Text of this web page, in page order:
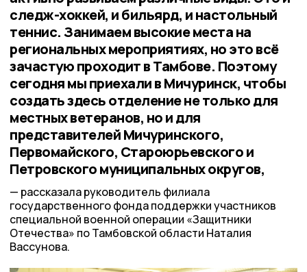
следж-хоккей, и бильярд, и настольный
теннис. Занимаем высокие места на
региональных мероприятиях, но это всё
зачастую проходит в Тамбове. Поэтому
сегодня мы приехали в Мичуринск, чтобы
создать здесь отделение не только для
местных ветеранов, но и для
представителей Мичуринского,
Первомайского, Староюрьевского и
Петровского муниципальных округов,
рассказала руководитель филиала
государственного фонда поддержки участников
специальной военной операции «Защитники
Отечества» по Тамбовской области Наталия
Вассунова.